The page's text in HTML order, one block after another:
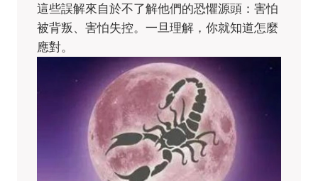
這些誤解來自於不了解他們的恐懼源頭：害怕
被背叛、害怕失控。一旦理解，你就知道怎麼
應對。